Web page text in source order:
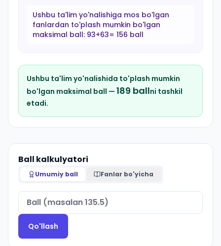
Ushbu ta'lim yo'nalishiga mos bo'lgan
fanlardan to'plash mumkin bo'lgan
maksimal ball: 93+63= 156 ball
Ushbu ta'lim yo'nalishida to'plash mumkin
bo'lgan maksimal ball — 189 ballni tashkil
etadi.
Ball kalkulyatori
Umumiy ball Fanlar bo'yicha
Qo'llash